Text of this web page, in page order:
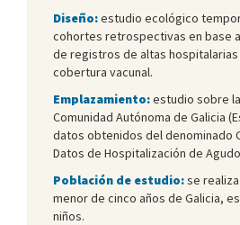
Diseño:estudio ecológico
cohortes retrospectivas en base
de registros de altas hospitalarias
cobertura vacunal.
Emplazamiento:estudio sobre
Comunidad Autónoma de Galicia
datos obtenidos del denominado
Datos de Hospitalización de
Población de estudio:se
menor de cinco años de Galicia,
niños.